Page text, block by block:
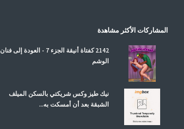
المشاركات الأكثر مشاهدة
2142 كفتاة أنيقة الجزء 7 - العودة إلى فنان
الوشم
نيك طيز وكس شريكتي بالسكن الميلف
الشبقة بعد أن أمسكت به...